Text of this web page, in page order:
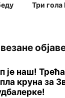
Три гола
је наш!
круна за